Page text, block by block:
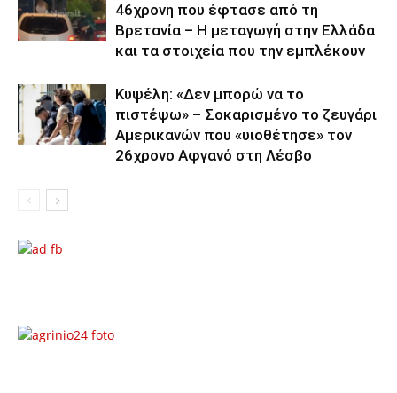
46χρονη που έφτασε από τη
Βρετανία – Η μεταγωγή στην Ελλάδα
και τα στοιχεία που την εμπλέκουν
Κυψέλη: «Δεν μπορώ να το
πιστέψω» – Σοκαρισμένο το ζευγάρι
Αμερικανών που «υιοθέτησε» τον
26χρονο Αφγανό στη Λέσβο